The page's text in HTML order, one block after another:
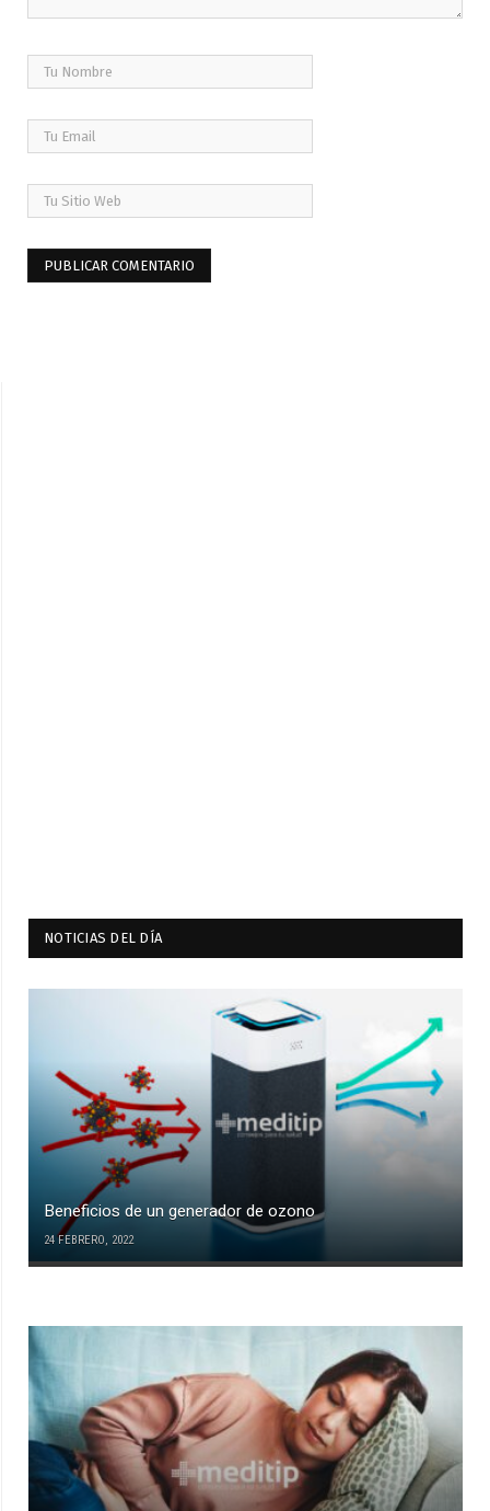
NOTICIAS DEL DÍA
Beneficios de un generador de ozono
24 FEBRERO, 2022